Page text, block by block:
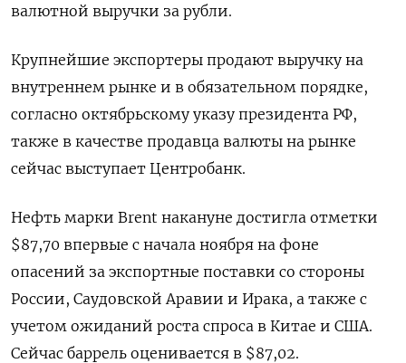
валютной выручки за рубли.
Крупнейшие экспортеры продают выручку на
внутреннем рынке и в обязательном порядке,
согласно октябрьскому указу президента РФ,
также в качестве продавца валюты на рынке
сейчас выступает Центробанк.
Нефть марки Brent накануне достигла отметки
$87,70 впервые с начала ноября на фоне
опасений за экспортные поставки со стороны
России, Саудовской Аравии и Ирака, а также с
учетом ожиданий роста спроса в Китае и США.
Сейчас баррель оценивается в $87,02.